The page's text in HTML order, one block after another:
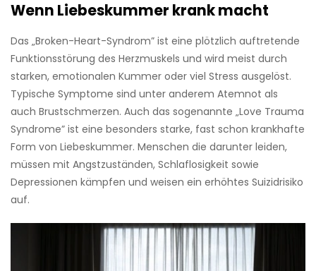
Wenn Liebeskummer krank macht
Das „Broken-Heart-Syndrom” ist eine plötzlich auftretende
Funktionsstörung des Herzmuskels und wird meist durch
starken, emotionalen Kummer oder viel Stress ausgelöst.
Typische Symptome sind unter anderem Atemnot als
auch Brustschmerzen. Auch das sogenannte „Love Trauma
Syndrome” ist eine besonders starke, fast schon krankhafte
Form von Liebeskummer. Menschen die darunter leiden,
müssen mit Angstzuständen, Schlaflosigkeit sowie
Depressionen kämpfen und weisen ein erhöhtes Suizidrisiko
auf.